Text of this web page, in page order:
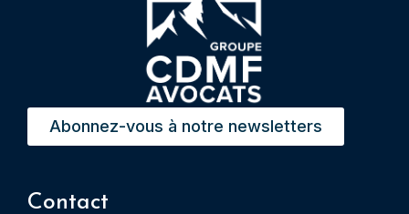
Abonnez-vous à notre newsletters
Contact